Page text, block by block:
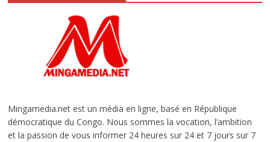
Mingamedia.net est un média en ligne, basé en République
démocratique du Congo. Nous sommes la vocation, l’ambition
et la passion de vous informer 24 heures sur 24 et 7 jours sur 7